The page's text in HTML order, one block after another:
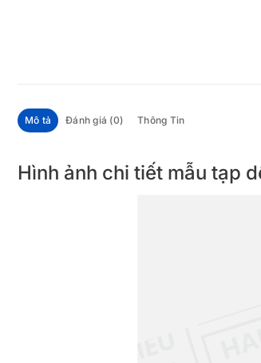
Mô tả Đánh giá (0) Thông Tin
Hình ảnh chi tiết mẫu tạp